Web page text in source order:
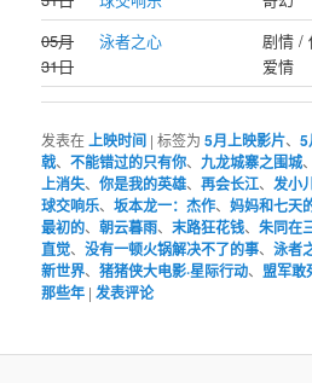
05月
31日
泳者之心
剧情 /
爱情
发表在上映时间 |标签为 5月上映影片、5
戟、不能错过的只有你、 九龙城寨之围城
上消失、你是我的英雄、再会长江、发小
球交响乐、坂本龙一：杰作、妈妈和七天
最初的、朝云暮雨、末路狂花钱、朱同在
直觉、没有一顿火锅解决不了的事、泳者
新世界、猪猪侠大电影·星际行动、 盟军敢
那些年 |发表评论